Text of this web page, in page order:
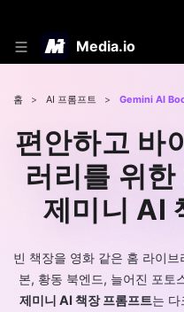
Media.io
홈 > AI 프롬프트 > Gemini AI
편안하고 바
러리를 위
제미니 AI
빈 책장을 영화 같은 홈 라이
본, 황동 북엔드, 늘어진 포토
제미니 AI 책장 프롬프트는